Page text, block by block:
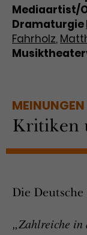
Mediaartist/
Dramaturgie
Fahrholz,
MEINUNGEN
Kritiken
Die
„Zahlreiche in